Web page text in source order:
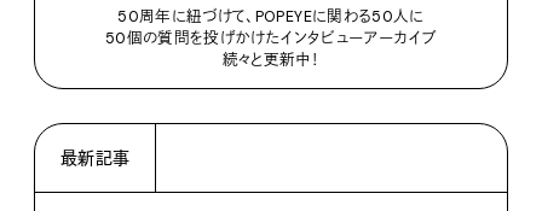
50周年に紐づけて、POPEYEに関わる50人に
50個の質問を投げかけたインタビューアーカイブ
続々と更新中！
最新記事